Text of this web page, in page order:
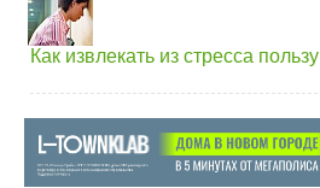
Как извлекать из стресса пользу